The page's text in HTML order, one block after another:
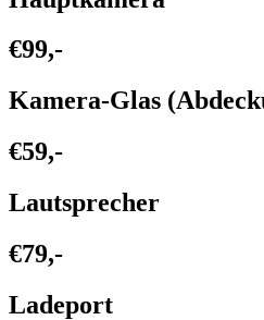
€99,-
Kamera-Glas
€59,-
Lautsprecher
€79,-
Ladeport